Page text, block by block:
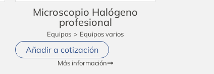
Microscopio Halógeno
profesional
Equipos > Equipos varios
Añadir a cotización
Más información